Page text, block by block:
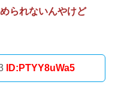
られないんやけど
ID:PTYY8uWa5